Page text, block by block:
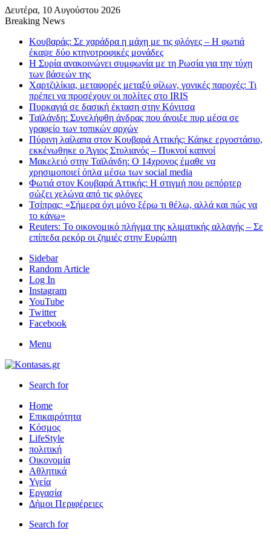
Δευτέρα, 10 Αυγούστου 2026
Breaking News
Κουβαράς: Σε χαράδρα η μάχη με τις φλόγες – Η φωτιά
έκαψε δύο κτηνοτροφικές μονάδες
Η Συρία ανακοινώνει συμφωνία με τη Ρωσία για την τύχη
των βάσεών της
Χαρτζιλίκια, μεταφορές μεταξύ φίλων, γονικές παροχές: Τι
πρέπει να προσέχουν οι πολίτες στο IRIS
Πυρκαγιά σε δασική έκταση στην Κόνιτσα
Ταϊλάνδη: Συνελήφθη άνδρας που άνοιξε πυρ μέσα σε
γραφείο των τοπικών αρχών
Πύρινη λαίλαπα στον Κουβαρά Αττικής: Κάηκε εργοστάσιο,
εκκένωθηκε ο Άγιος Στυλιανός – Πυκνοί καπνοί
Μακελειό στην Ταϊλάνδη: Ο 14χρονος έμαθε να
χρησιμοποιεί όπλα μέσω των social media
Φωτιά στον Κουβαρά Αττικής: Η στιγμή που ρεπόρτερ
σώζει χελώνα από τις φλόγες
Τσίπρας: «Σήμερα όχι μόνο ξέρω τι θέλω, αλλά και πώς να
το κάνω»
Reuters: Το οικονομικό πλήγμα της κλιματικής αλλαγής – Σε
επίπεδα ρεκόρ οι ζημιές στην Ευρώπη
Sidebar
Random Article
Log In
Instagram
YouTube
Twitter
Facebook
Menu
Search for
Home
Επικαιρότητα
Κόσμος
LifeStyle
πολιτική
Οικονομία
Αθλητικά
Υγεία
Εργασία
Δήμοι Περιφέρειες
Search for